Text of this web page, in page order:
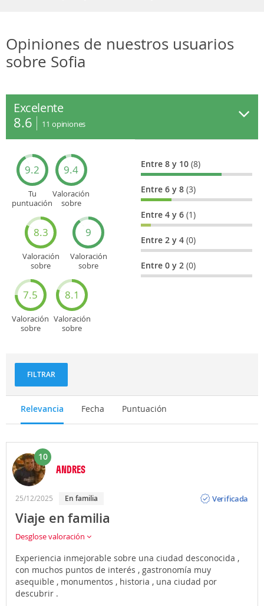
Opiniones de nuestros usuarios
sobre Sofia
Excelente
8.6 11 opiniones
9.2
Tu
puntuación
9.4
Valoración
sobre
8.3
Valoración
sobre
9
Valoración
sobre
turísticos
7.5
Valoración
sobre
8.1
Valoración
sobre
Entre 8 y 10(8)
Entre 6 y 8(3)
Entre 4 y 6(1)
Entre 2 y 4(0)
Entre 0 y 2(0)
FILTRAR
Relevancia Fecha Puntuación
10
ANDRES
25/12/2025 En familia
Verificada
Viaje en familia
Desglose valoración
Experiencia inmejorable sobre una ciudad desconocida ,
con muchos puntos de interés , gastronomía muy
asequible , monumentos , historia , una ciudad por
descubrir .